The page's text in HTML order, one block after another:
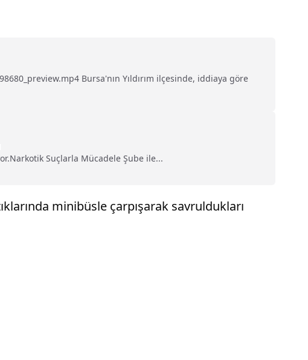
Bursa'nın Yıldırım ilçesinde, iddiaya göre
Suçlarla Mücadele Şube ile...
minibüsle çarpışarak savruldukları